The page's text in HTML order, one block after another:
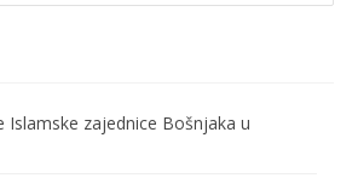
Islamske zajednice Bošnjaka u